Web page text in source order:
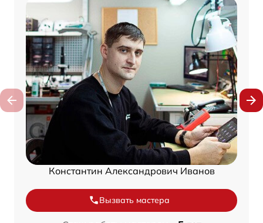
Константин Александрович Иванов
Вызвать мастера